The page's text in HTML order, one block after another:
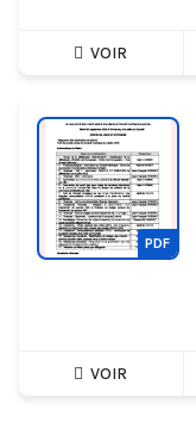
VOIR
PDF
VOIR